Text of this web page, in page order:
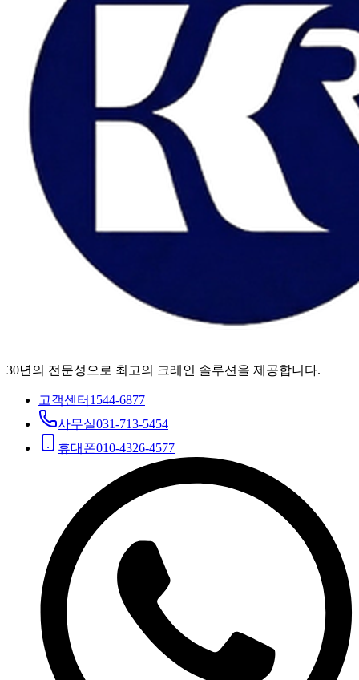
30년의 전문성으로 최고의 크레인 솔루션을 제공합니다.
고객센터 1544-6877
사무실031-713-5454
휴대폰010-4326-4577